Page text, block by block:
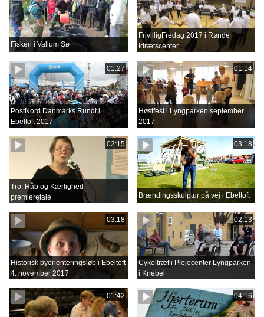
Fiskeri i Vallum Sø
FrivilligFredag 2017 i Rønde
Idrætscenter
01:27
PostNord Danmarks Rundt i
Ebeltoft 2017
01:14
Høstfest i Lyngparken september
2017
02:15
Tro, Håb og Kærlighed -
premieretale
03:18
Brændingsskulptur på vej i Ebeltoft
03:18
Historisk byorienteringsløb i Ebeltoft
4. november 2017
02:13
Cykeltræf i Plejecenter Lyngparken
i Knebel
01:42 04:16